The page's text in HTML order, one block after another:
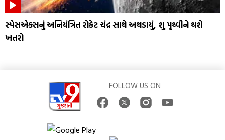
સ્પેસએક્સનું અનિયંત્રિત રોકેટ ચંદ્ર સાથે અથડાયું, શુ પૃથ્વીને થશે
ખતરો
FOLLOW US ON